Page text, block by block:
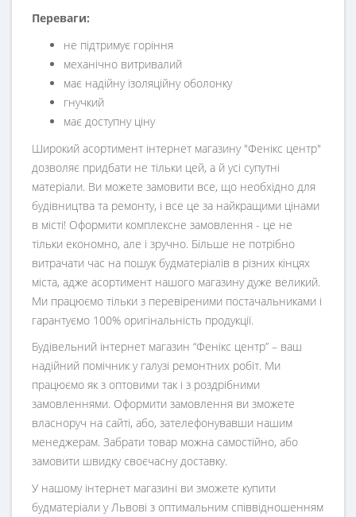
Переваги:
не підтримує горіння
механічно витривалий
має надійну ізоляційну оболонку
гнучкий
має доступну ціну
Широкий асортимент інтернет магазину "Фенікс центр"
дозволяє придбати не тільки цей, а й усі супутні
матеріали. Ви можете замовити все, що необхідно для
будівництва та ремонту, і все це за найкращими цінами
в місті! Оформити комплексне замовлення - це не
тільки економно, але і зручно. Більше не потрібно
витрачати час на пошук будматеріалів в різних кінцях
міста, адже асортимент нашого магазину дуже великий.
Ми працюємо тільки з перевіреними постачальниками і
гарантуємо 100% оригінальність продукції.
Будівельний інтернет магазин “Фенікс центр” – ваш
надійний помічник у галузі ремонтних робіт. Ми
працюємо як з оптовими так і з роздрібними
замовленнями. Оформити замовлення ви зможете
власноруч на сайті, або, зателефонувавши нашим
менеджерам. Забрати товар можна самостійно, або
замовити швидку своєчасну доставку.
У нашому інтернет магазині ви зможете купити
будматеріали у Львові з оптимальним співвідношенням